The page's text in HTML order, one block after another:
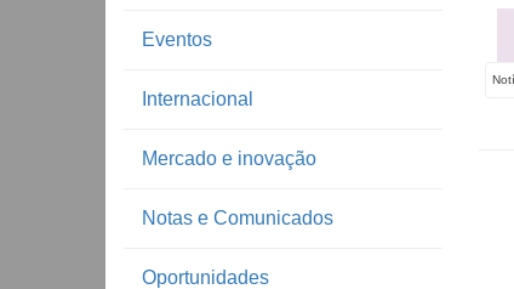
Eventos
Internacional
Mercado e inovação
Notas e Comunicados
Oportunidades